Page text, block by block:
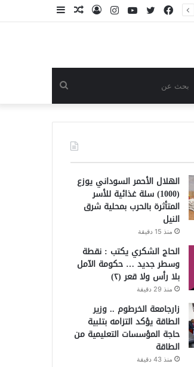
مقال تسجيل
انستقرام يوتيوب تويتر
فيسبوك
عن
الهلال الأحمر السوداني يوزع
(1000) سلة غذائية للأسر
المتأثرة بالحرب بمحلية شرق
النيل
منذ 15 دقيقة
الحاج الشكري يكتب : نقطة
وسطر جديد … حكومة الآمل
بلا رأس ولا قعر (٢)
منذ 29 دقيقة
زارجامعة الخرطوم .. وزير
الطاقة يؤكد التزامه بتلبية
حاجة المؤسسات التعليمية من
الطاقة
منذ 43 دقيقة